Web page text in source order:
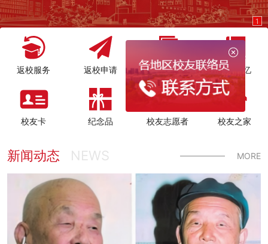
1
返校服务 返校申请 查档服务 母校记忆
校友卡 纪念品 校友志愿者 校友之家
新闻动态 NEWS MORE